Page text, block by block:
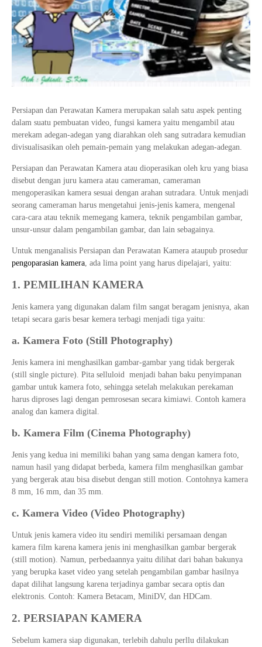
Materi Komputer dan Jaringan Dasar
Materi Pemograman Dasar
Sistem Komputer
Dasar Desain Grafis
Tata Busana
Bisnis Daring dan Pemasaran
Persiapan dan Perawatan Kamera merupakan salah satu aspek penting
dalam suatu pembuatan video, fungsi kamera yaitu mengambil atau
merekam adegan-adegan yang diarahkan oleh sang sutradara kemudian
divisualisasikan oleh pemain-pemain yang melakukan adegan-adegan.
Persiapan dan Perawatan Kamera atau dioperasikan oleh kru yang biasa
disebut dengan juru kamera atau cameraman, cameraman
mengoperasikan kamera sesuai dengan arahan sutradara. Untuk menjadi
seorang cameraman harus mengetahui jenis-jenis kamera, mengenal
cara-cara atau teknik memegang kamera, teknik pengambilan gambar,
unsur-unsur dalam pengambilan gambar, dan lain sebagainya.
Untuk menganalisis Persiapan dan Perawatan Kamera ataupub prosedur
pengoparasian kamera, ada lima point yang harus dipelajari, yaitu:
1. PEMILIHAN KAMERA
Jenis kamera yang digunakan dalam film sangat beragam jenisnya, akan
tetapi secara garis besar kemera terbagi menjadi tiga yaitu:
a. Kamera Foto (Still Photography)
Jenis kamera ini menghasilkan gambar-gambar yang tidak bergerak
(still single picture). Pita selluloid menjadi bahan baku penyimpanan
gambar untuk kamera foto, sehingga setelah melakukan perekaman
harus diproses lagi dengan pemrosesan secara kimiawi. Contoh kamera
analog dan kamera digital.
b. Kamera Film (Cinema Photography)
Jenis yang kedua ini memiliki bahan yang sama dengan kamera foto,
namun hasil yang didapat berbeda, kamera film menghasilkan gambar
yang bergerak atau bisa disebut dengan still motion. Contohnya kamera
8 mm, 16 mm, dan 35 mm.
c. Kamera Video (Video Photography)
Untuk jenis kamera video itu sendiri memiliki persamaan dengan
kamera film karena kamera jenis ini menghasilkan gambar bergerak
(still motion). Namun, perbedaannya yaitu dilihat dari bahan bakunya
yang berupka kaset video yang setelah pengambilan gambar hasilnya
dapat dilihat langsung karena terjadinya gambar secara optis dan
elektronis. Contoh: Kamera Betacam, MiniDV, dan HDCam.
2. PERSIAPAN KAMERA
Sebelum kamera siap digunakan, terlebih dahulu perllu dilakukan